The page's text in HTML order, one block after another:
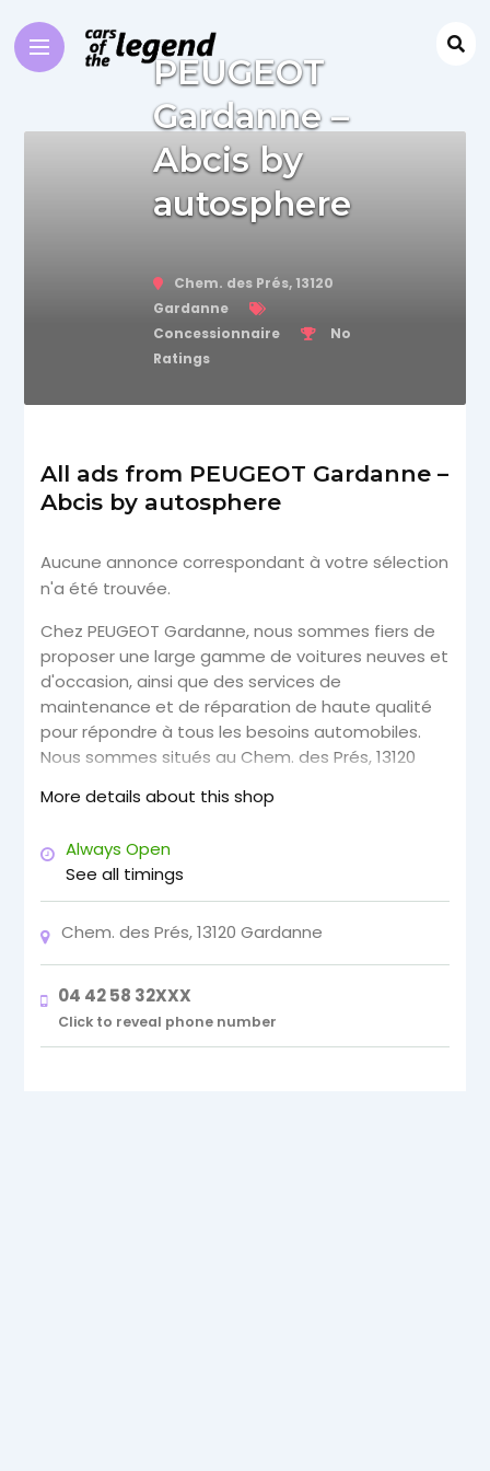
PEUGEOT
Gardanne –
Abcis by
autosphere
Chem. des Prés, 13120
Gardanne
Concessionnaire
No
Ratings
All ads from PEUGEOT Gardanne –
Abcis by autosphere
Aucune annonce correspondant à votre sélection
n'a été trouvée.
Chez PEUGEOT Gardanne, nous sommes fiers de
proposer une large gamme de voitures neuves et
d'occasion, ainsi que des services de
maintenance et de réparation de haute qualité
pour répondre à tous les besoins automobiles.
Nous sommes situés au Chem. des Prés, 13120
accessibles depuis les villes environnantes
Notre emplacement pratique signifie que vous
pouvez facilement vous rendre dans notre
concessionnaire pour explorer notre gamme de
véhicules Peugeot. Nous proposons une gamme
citadines agiles aux SUV familiaux spacieux en
passant par les berlines élégantes.
More details about this shop
Always Open
See all timings
Chem. des Prés, 13120 Gardanne
04 42 58 32XXX
Click to reveal phone number